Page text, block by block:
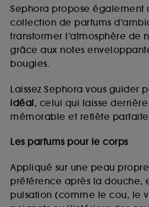
Sephora propose également
collection de parfums
transformer l’atmosphère de
grâce aux notes
bougies.
Laissez Sephora vous guider
idéal, celui qui laisse
mémorable et reflète
Les parfums pour le corps
Appliqué sur une peau
préférence après la douche,
pulsation (comme le cou, le
de vous plaire via des
sites tiers et sur les réseaux
des pages que vous avez
navigation, et de
d’en améliorer la
Cookies de sécurisation
fraudes aux moyens de
usurpations d’identité.
Cookies fonctionnels :il
permettant l’affichage et/
certaines fonctionnalités du